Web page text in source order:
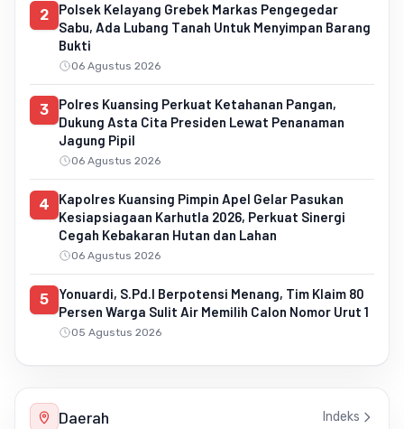
2
Polsek Kelayang Grebek Markas Pengegedar
Sabu, Ada Lubang Tanah Untuk Menyimpan Barang
Bukti
06 Agustus 2026
3
Polres Kuansing Perkuat Ketahanan Pangan,
Dukung Asta Cita Presiden Lewat Penanaman
Jagung Pipil
06 Agustus 2026
4
Kapolres Kuansing Pimpin Apel Gelar Pasukan
Kesiapsiagaan Karhutla 2026, Perkuat Sinergi
Cegah Kebakaran Hutan dan Lahan
06 Agustus 2026
5
Yonuardi, S.Pd.I Berpotensi Menang, Tim Klaim 80
Persen Warga Sulit Air Memilih Calon Nomor Urut 1
05 Agustus 2026
Daerah Indeks